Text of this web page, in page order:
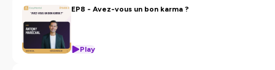
EP8 - Avez-vous un bon karma ?
Play